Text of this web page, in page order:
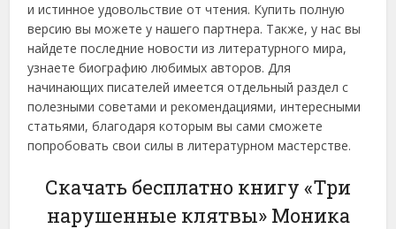
и истинное удовольствие от чтения. Купить полную
версию вы можете у нашего партнера. Также, у нас вы
найдете последние новости из литературного мира,
узнаете биографию любимых авторов. Для
начинающих писателей имеется отдельный раздел с
полезными советами и рекомендациями, интересными
статьями, благодаря которым вы сами сможете
попробовать свои силы в литературном мастерстве.
Скачать бесплатно книгу «Три
нарушенные клятвы» Моника